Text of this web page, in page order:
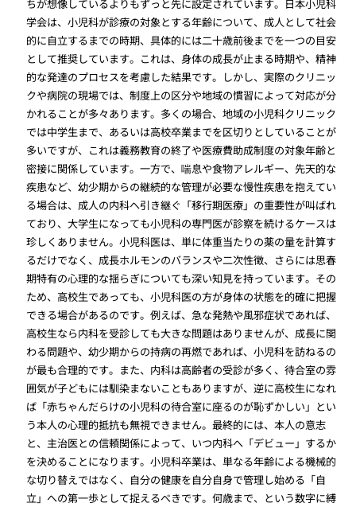
ちが想像しているよりもずっと先に設定されています。日本小児科
学会は、小児科が診療の対象とする年齢について、成人として社会
的に自立するまでの時期、具体的には二十歳前後までを一つの目安
として推奨しています。これは、身体の成長が止まる時期や、精神
的な発達のプロセスを考慮した結果です。しかし、実際のクリニッ
クや病院の現場では、制度上の区分や地域の慣習によって対応が分
かれることが多々あります。多くの場合、地域の小児科クリニック
では中学生まで、あるいは高校卒業までを区切りとしていることが
多いですが、これは義務教育の終了や医療費助成制度の対象年齢と
密接に関係しています。一方で、喘息や食物アレルギー、先天的な
疾患など、幼少期からの継続的な管理が必要な慢性疾患を抱えてい
る場合は、成人の内科へ引き継ぐ「移行期医療」の重要性が叫ばれ
ており、大学生になっても小児科の専門医が診察を続けるケースは
珍しくありません。小児科医は、単に体重当たりの薬の量を計算す
るだけでなく、成長ホルモンのバランスや二次性徴、さらには思春
期特有の心理的な揺らぎについても深い知見を持っています。その
ため、高校生であっても、小児科医の方が身体の状態を的確に把握
できる場合があるのです。例えば、急な発熱や風邪症状であれば、
高校生なら内科を受診しても大きな問題はありませんが、成長に関
わる問題や、幼少期からの持病の再燃であれば、小児科を訪ねるの
が最も合理的です。また、内科は高齢者の受診が多く、待合室の雰
囲気が子どもには馴染まないこともありますが、逆に高校生になれ
ば「赤ちゃんだらけの小児科の待合室に座るのが恥ずかしい」とい
う本人の心理的抵抗も無視できません。最終的には、本人の意志
と、主治医との信頼関係によって、いつ内科へ「デビュー」するか
を決めることになります。小児科卒業は、単なる年齢による機械的
な切り替えではなく、自分の健康を自分自身で管理し始める「自
立」への第一歩として捉えるべきです。何歳まで、という数字に縛